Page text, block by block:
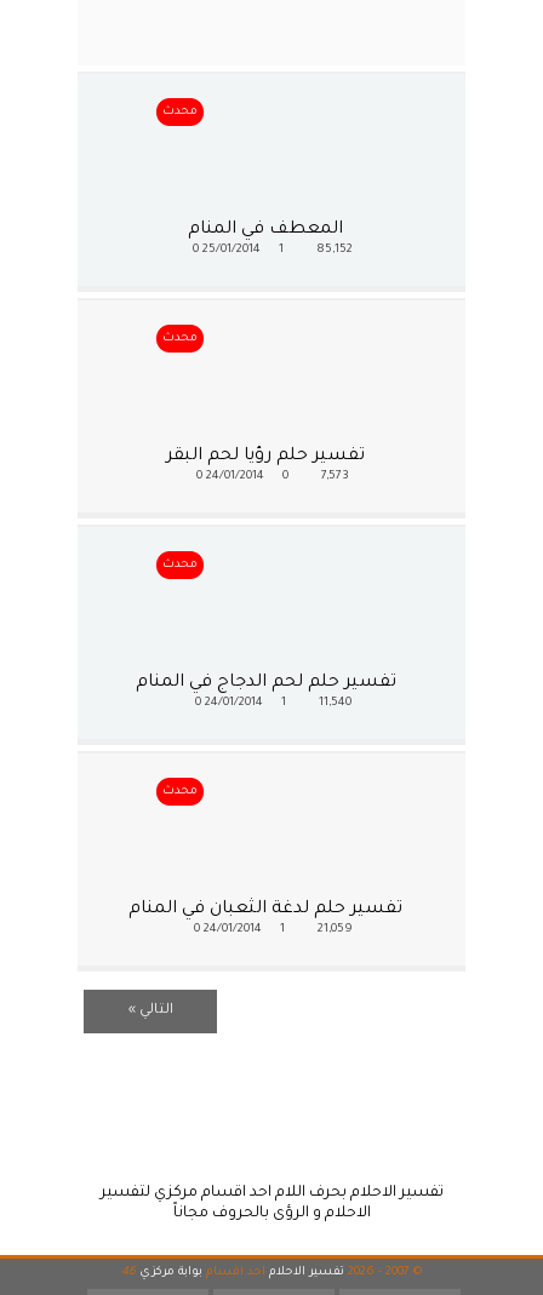
محدث
المعطف في المنام
85,152
25/01/2014
0
محدث
تفسير حلم رؤيا لحم البقر
7,573
24/01/2014
0
محدث
تفسير حلم لحم الدجاج في المنام
11,540
24/01/2014
0
محدث
تفسير حلم لدغة الثعبان في المنام
21,059
24/01/2014
0
التالي »
تفسير الاحلام بحرف اللام احد اقسام مركزي لتفسير
الاحلام و الرؤى بالحروف مجاناً
© 2007 - 2026 تفسير الاحلام احد اقسام بوابة مركزي 46